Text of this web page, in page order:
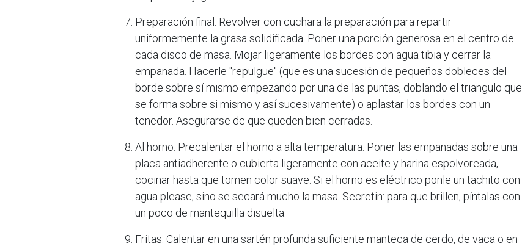
Preparación final: Revolver con cuchara la preparación para repartir
uniformemente la grasa solidificada. Poner una porción generosa en el centro de
cada disco de masa. Mojar ligeramente los bordes con agua tibia y cerrar la
empanada. Hacerle "repulgue" (que es una sucesión de pequeños dobleces del
borde sobre sí mismo empezando por una de las puntas, doblando el triangulo que
se forma sobre si mismo y así sucesivamente) o aplastar los bordes con un
tenedor. Asegurarse de que queden bien cerradas.
Al horno: Precalentar el horno a alta temperatura. Poner las empanadas sobre una
placa antiadherente o cubierta ligeramente con aceite y harina espolvoreada,
cocinar hasta que tomen color suave. Si el horno es eléctrico ponle un tachito con
agua please, sino se secará mucho la masa. Secretin: para que brillen, píntalas con
un poco de mantequilla disuelta.
Fritas: Calentar en una sartén profunda suficiente manteca de cerdo, de vaca o en